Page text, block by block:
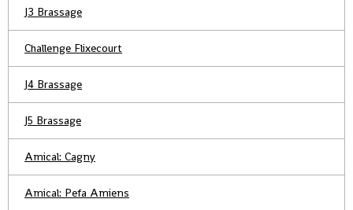
J3 Brassage
Challenge Flixecourt
J4 Brassage
J5 Brassage
Amical: Cagny
Amical: Pefa Amiens